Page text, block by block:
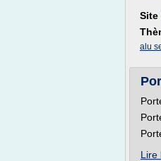
Site
alu
Lire